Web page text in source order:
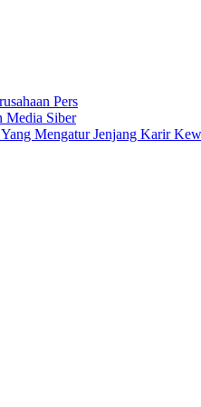
Pers
Media Siber
Yang Mengatur Jenjang Karir